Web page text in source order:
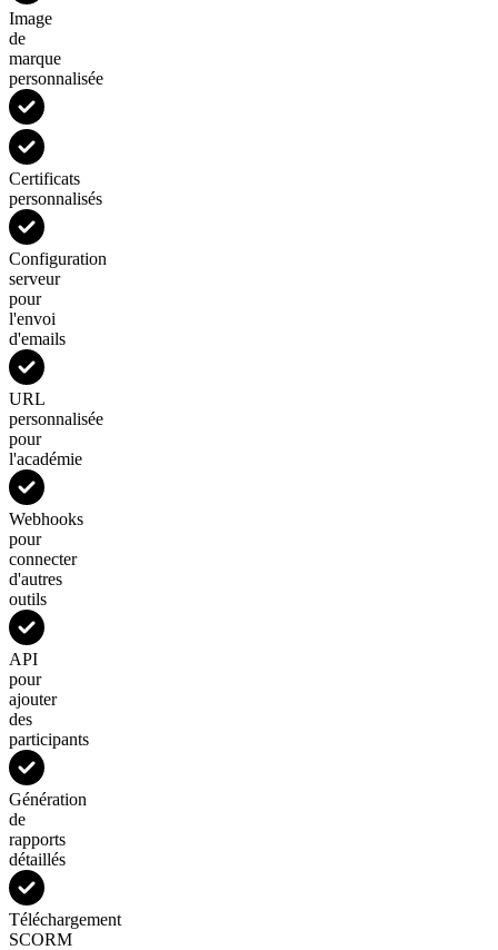
Image
de
marque
personnalisée
Certificats
personnalisés
Configuration
serveur
pour
l'envoi
d'emails
URL
personnalisée
pour
l'académie
Webhooks
pour
connecter
d'autres
outils
API
pour
ajouter
des
participants
Génération
de
rapports
détaillés
Téléchargement
SCORM